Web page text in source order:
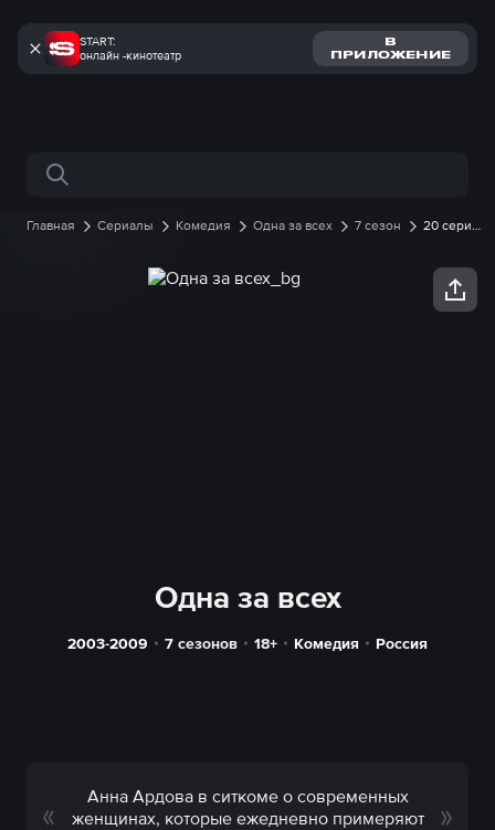
START:
онлайн -кинотеатр
В
ПРИЛОЖЕНИЕ
Поиск по сайту
Главная Сериалы Комедия Одна за всех 7 сезон
20 серия
Одна за всех
2003-2009 7 сезонов 18+ Комедия Россия
Анна Ардова в ситкоме о современных
женщинах, которые ежедневно примеряют